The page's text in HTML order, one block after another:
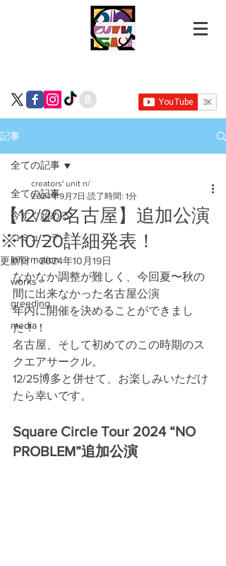
記事
全ての記事
今すぐ始める
コミュニティ
information
works
greeding
media
全ての記事
【12/20名古屋】追加公演
※10/20詳細発表！
creators' unit n/
2024年9月7日 読了時間: 1分
更新日：2024年10月19日
なかなか調整が難しく、今回夏〜秋の
間に出来なかった名古屋公演
年内に開催を決めることができまし
た！！
名古屋、そして初めてのこの時期のス
クエアサークル。
12/25博多と併せて、お楽しみいただけ
たら幸いです。
Square Circle Tour 2024 “NO
PROBLEM”追加公演